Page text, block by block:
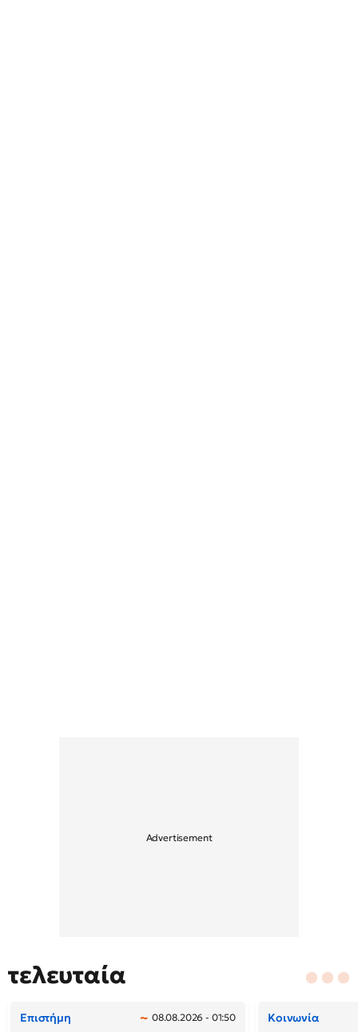
τελευταία
Επιστήμη 08.08.2026 - 01:50 Κοινωνία